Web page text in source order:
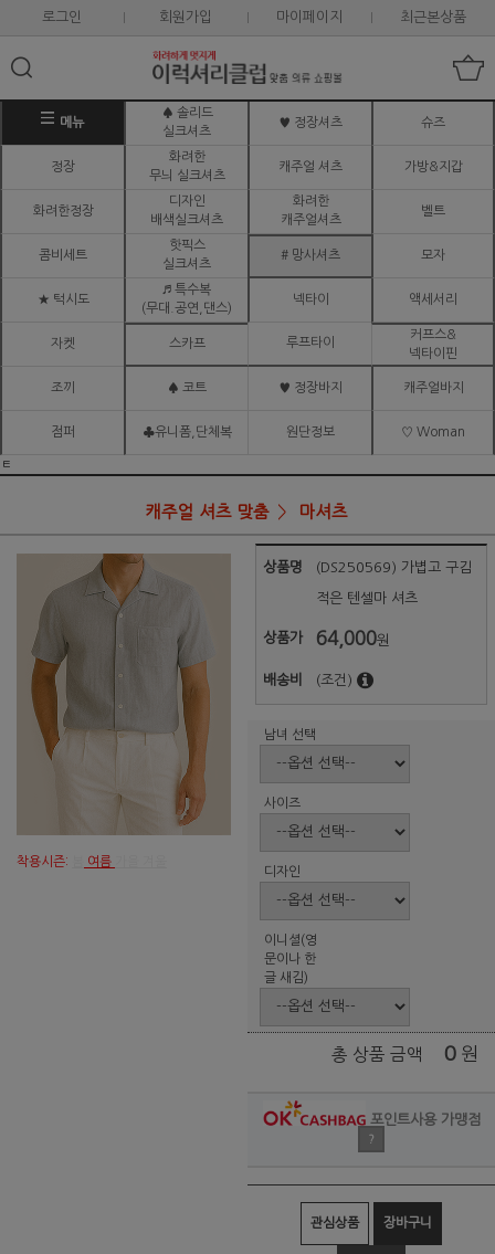
로그인 회원가입 마이페이지 최근본상품
메뉴
♠ 솔리드
실크셔츠
♥ 정장셔츠 슈즈
정장
화려한
무늬 실크셔츠
캐주얼 셔츠 가방&지갑
화려한정장
디자인
배색실크셔츠
화려한
캐주얼셔츠
벨트
콤비세트
핫픽스
실크셔츠
# 망사셔츠 모자
★ 턱시도
♬ 특수복
(무대.공연,댄스)
넥타이 액세서리
자켓 스카프 루프타이
커프스&
넥타이핀
조끼 ♠ 코트 ♥ 정장바지 캐주얼바지
점퍼 ♣유니폼,단체복 원단정보 ♡ Woman
ㅌ
캐주얼 셔츠 맞춤 마셔츠
착용시즌: 여름
상품명 (DS250569) 가볍고 구김
적은 텐셀마 셔츠
상품가 64,000원
배송비 (조건)
남녀 선택
사이즈
디자인
이니셜(영
문이나 한
글 새김)
총 상품 금액 0 원
포인트사용 가맹점
?
관심상품 장바구니